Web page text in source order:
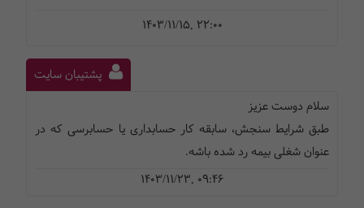
1403/11/15, 22:00
پشتیبان سایت
سلام دوست عزیز
طبق شرایط سنجش، سابقه کار حسابداری یا حسابرسی که در
عنوان شغلی بیمه رد شده باشه.
1403/11/23, 09:46